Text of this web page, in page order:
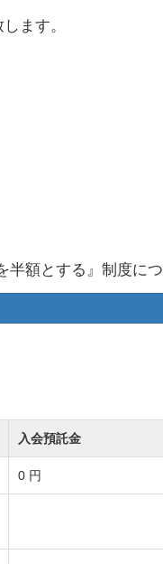
ます。
半額とする』制度につ
円（税込） 平日会
トリークラブとの業
入会預託金
0 円